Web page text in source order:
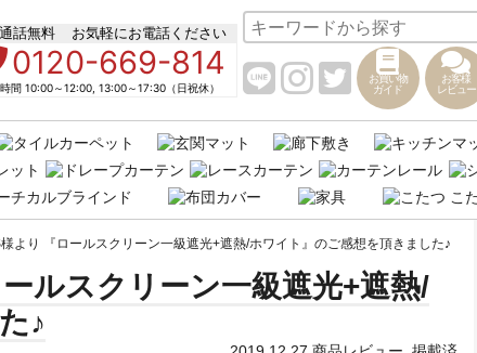
お気軽にお電話ください
0120-669-814
間 10:00～12:00, 13:00～17:30（日祝休）
お買い物
ガイド
お客様
レビュー
より 『ロールスクリーン一級遮光+遮熱/ホワイト』のご感想を頂きました♪
ルスクリーン一級遮光+遮熱/
♪